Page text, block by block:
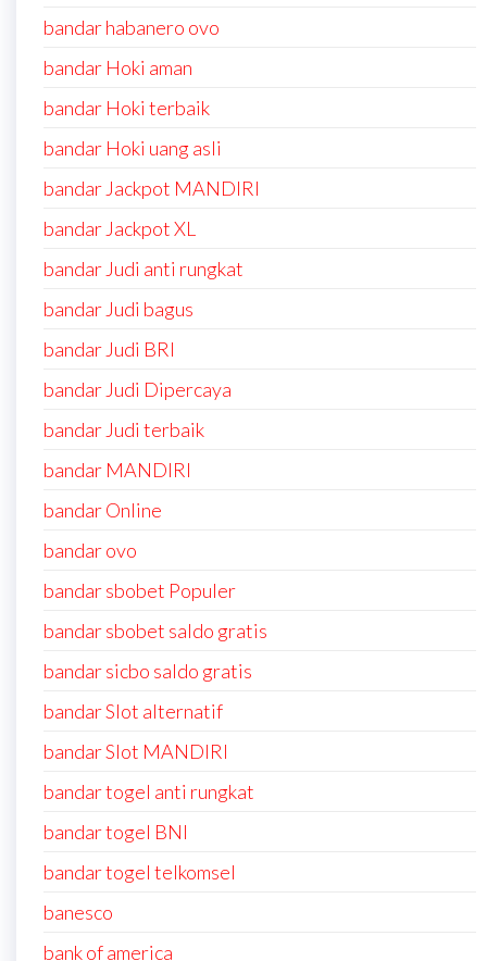
bandar habanero ovo
bandar Hoki aman
bandar Hoki terbaik
bandar Hoki uang asli
bandar Jackpot MANDIRI
bandar Jackpot XL
bandar Judi anti rungkat
bandar Judi bagus
bandar Judi BRI
bandar Judi Dipercaya
bandar Judi terbaik
bandar MANDIRI
bandar Online
bandar ovo
bandar sbobet Populer
bandar sbobet saldo gratis
bandar sicbo saldo gratis
bandar Slot alternatif
bandar Slot MANDIRI
bandar togel anti rungkat
bandar togel BNI
bandar togel telkomsel
banesco
bank of america